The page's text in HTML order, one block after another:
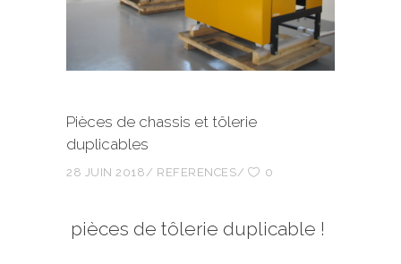
Pièces de chassis et tôlerie
duplicables
28 JUIN 2018 REFERENCES 0
pièces de tôlerie duplicable !